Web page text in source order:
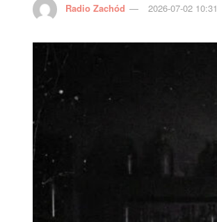
Radio Zachód 2026-07-02 10:31